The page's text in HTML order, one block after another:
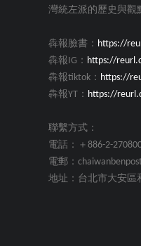
灣統左派的歷史與觀
犇報臉書： https://
犇報IG： https://
犇報tiktok： https://
犇報YT： https://
聯繫方式：
電話：＋886-2-
電郵：
地址：台北市大安區